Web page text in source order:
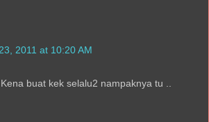
2011 at 10:20 AM
buat kek selalu2 nampaknya tu ..